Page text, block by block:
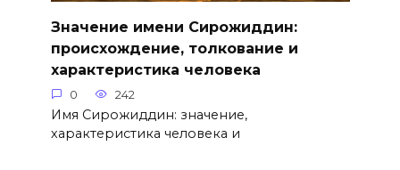
Значение имени Сирожиддин:
происхождение, толкование и
характеристика человека
0 242
Имя Сирожиддин: значение,
характеристика человека и